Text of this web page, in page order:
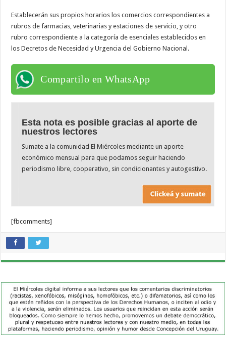
Establecerán sus propios horarios los comercios correspondientes a
rubros de farmacias, veterinarias y estaciones de servicio, y otro
rubro correspondiente a la categoría de esenciales establecidos en
los Decretos de Necesidad y Urgencia del Gobierno Nacional.
Compartilo en WhatsApp
Esta nota es posible gracias al aporte de
nuestros lectores
Sumate a la comunidad El Miércoles mediante un aporte
económico mensual para que podamos seguir haciendo
periodismo libre, cooperativo, sin condicionantes y autogestivo.
[fbcomments]